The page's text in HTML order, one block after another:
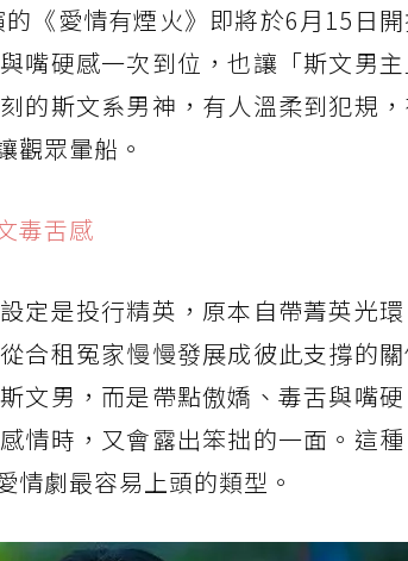
的《愛情有煙火》即將於6月15日
嘴硬感一次到位，也讓「斯文男
的斯文系男神，有人溫柔到犯規
觀眾暈船。
毒舌感
定是投行精英，原本自帶菁英光
合租冤家慢慢發展成彼此支撐的
文男，而是帶點傲嬌、毒舌與嘴
情時，又會露出笨拙的一面。這
情劇最容易上頭的類型。